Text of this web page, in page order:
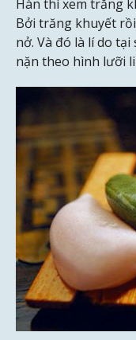
Hàn thì xem trăng
Bởi trăng khuyết
nở. Và đó là lí do
nặn theo hình lưỡi